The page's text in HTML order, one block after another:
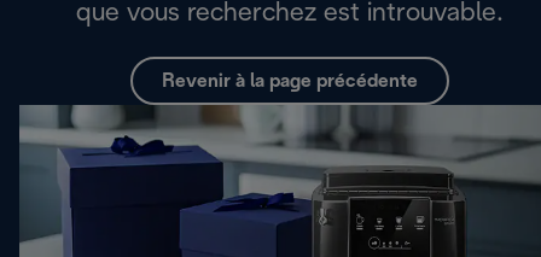
que vous recherchez est introuvable.
Revenir à la page précédente